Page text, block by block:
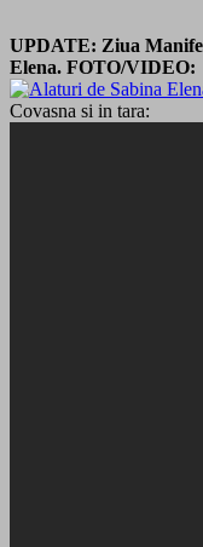
UPDATE: Ziua
Elena. FOTO/VIDEO:
Covasna si in tara: